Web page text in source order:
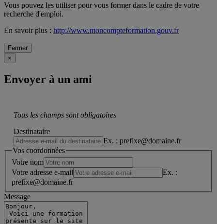
Vous pouvez les utiliser pour vous former dans le cadre de votre
recherche d'emploi.
En savoir plus : http://www.moncompteformation.gouv.fr
Fermer
×
Envoyer à un ami
Tous les champs sont obligatoires
Destinataire
Ex. : prefixe@domaine.fr
Vos coordonnées
Votre nom
Votre adresse e-mail
Ex. :
prefixe@domaine.fr
Message